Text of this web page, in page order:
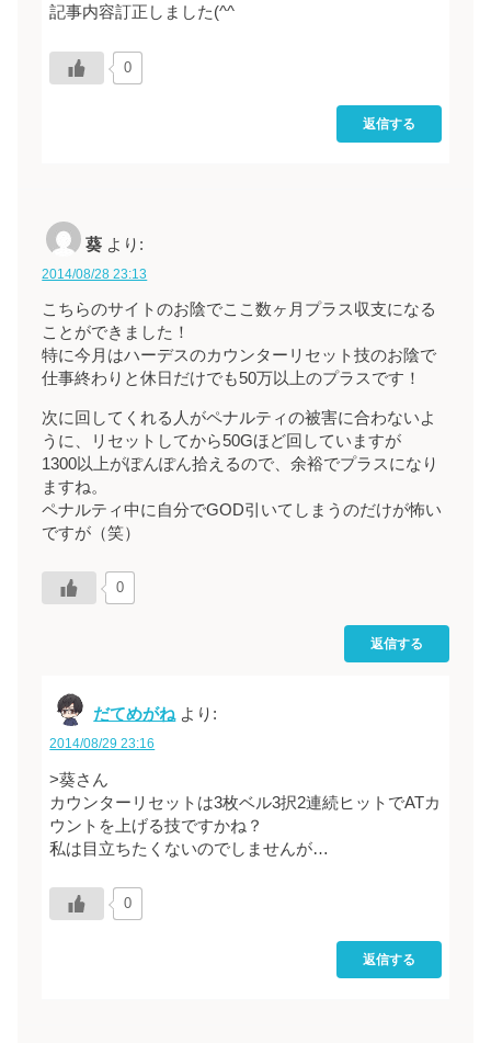
記事内容訂正しました(^^ゞ
0
返信する
葵 より:
2014/08/28 23:13
こちらのサイトのお陰でここ数ヶ月プラス収支になる
ことができました！
特に今月はハーデスのカウンターリセット技のお陰で
仕事終わりと休日だけでも50万以上のプラスです！
次に回してくれる人がペナルティの被害に合わないよ
うに、リセットしてから50Gほど回していますが
1300以上がぽんぽん拾えるので、余裕でプラスになり
ますね。
ペナルティ中に自分でGOD引いてしまうのだけが怖い
ですが（笑）
0
返信する
だてめがね より:
2014/08/29 23:16
>葵さん
カウンターリセットは3枚ベル3択2連続ヒットでATカ
ウントを上げる技ですかね？
私は目立ちたくないのでしませんが…
0
返信する